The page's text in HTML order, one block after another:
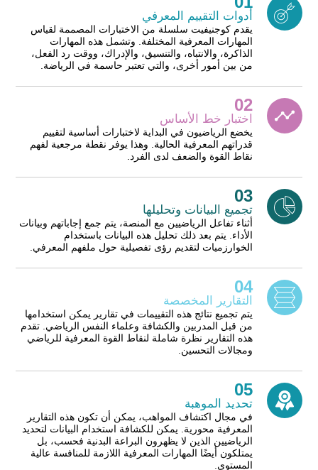
أدوات التقييم المعرفي
يقدم كوجنيفيت سلسلة من الاختبارات المصممة لقياس
المهارات المعرفية المختلفة. وتشمل هذه المهارات
الذاكرة، والانتباه، والتنسيق، والإدراك، ووقت رد الفعل،
من بين أمور أخرى، والتي تعتبر حاسمة في الرياضة.
02
اختبار خط الأساس
يخضع الرياضيون في البداية لاختبارات أساسية لتقييم
قدراتهم المعرفية الحالية. وهذا يوفر نقطة مرجعية لفهم
نقاط القوة والضعف لدى الفرد.
03
تجميع البيانات وتحليلها
أثناء تفاعل الرياضيين مع المنصة، يتم جمع إجاباتهم وبيانات
الأداء. يتم بعد ذلك تحليل هذه البيانات باستخدام
الخوارزميات لتقديم رؤى تفصيلية حول ملفهم المعرفي.
04
التقارير المخصصة
يتم تجميع نتائج هذه التقييمات في تقارير يمكن استخدامها
من قبل المدربين والكشافة وعلماء النفس الرياضي. تقدم
هذه التقارير نظرة شاملة لنقاط القوة المعرفية للرياضي
ومجالات التحسين.
05
تحديد الموهبة
في مجال اكتشاف المواهب، يمكن أن تكون هذه التقارير
المعرفية محورية. يمكن للكشافة استخدام البيانات لتحديد
الرياضيين الذين لا يظهرون البراعة البدنية فحسب، بل
يمتلكون أيضًا المهارات المعرفية اللازمة للمنافسة عالية
المستوى.